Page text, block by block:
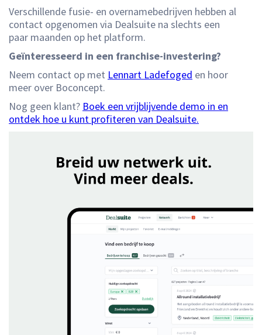
Verschillende fusie- en overnamebedrijven hebben al
contact opgenomen via Dealsuite na slechts een
paar maanden op het platform.
Geïnteresseerd in een franchise-investering?
Neem contact op met Lennart Ladefoged en hoor
meer over Boconcept.
Nog geen klant? Boek een vrijblijvende demo in en
ontdek hoe u kunt profiteren van Dealsuite.